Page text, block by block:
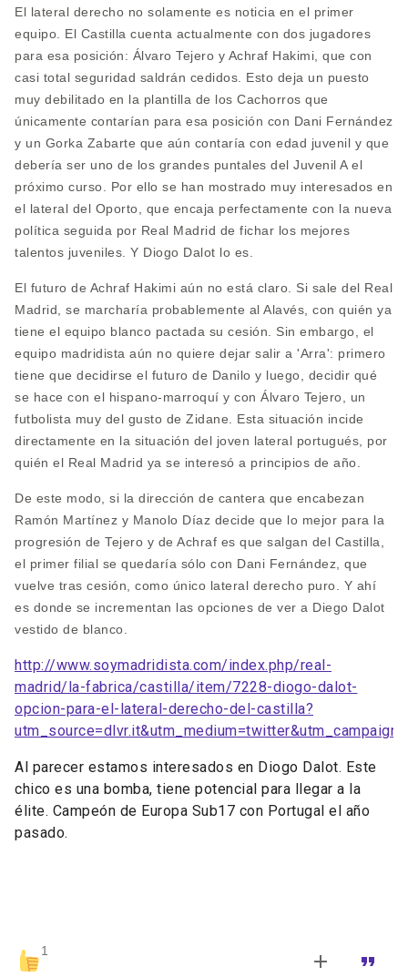
El lateral derecho no solamente es noticia en el primer
equipo. El Castilla cuenta actualmente con dos jugadores
para esa posición: Álvaro Tejero y Achraf Hakimi, que con
casi total seguridad saldrán cedidos. Esto deja un puesto
muy debilitado en la plantilla de los Cachorros que
únicamente contarían para esa posición con Dani Fernández
y un Gorka Zabarte que aún contaría con edad juvenil y que
debería ser uno de los grandes puntales del Juvenil A el
próximo curso. Por ello se han mostrado muy interesados en
el lateral del Oporto, que encaja perfectamente con la nueva
política seguida por Real Madrid de fichar los mejores
talentos juveniles. Y Diogo Dalot lo es.
El futuro de Achraf Hakimi aún no está claro. Si sale del Real
Madrid, se marcharía probablemente al Alavés, con quién ya
tiene el equipo blanco pactada su cesión. Sin embargo, el
equipo madridista aún no quiere dejar salir a 'Arra': primero
tiene que decidirse el futuro de Danilo y luego, decidir qué
se hace con el hispano-marroquí y con Álvaro Tejero, un
futbolista muy del gusto de Zidane. Esta situación incide
directamente en la situación del joven lateral portugués, por
quién el Real Madrid ya se interesó a principios de año.
De este modo, si la dirección de cantera que encabezan
Ramón Martínez y Manolo Díaz decide que lo mejor para la
progresión de Tejero y de Achraf es que salgan del Castilla,
el primer filial se quedaría sólo con Dani Fernández, que
vuelve tras cesión, como único lateral derecho puro. Y ahí
es donde se incrementan las opciones de ver a Diego Dalot
vestido de blanco.
http://www.soymadridista.com/index.php/real-
madrid/la-fabrica/castilla/item/7228-diogo-dalot-
opcion-para-el-lateral-derecho-del-castilla?
Al parecer estamos interesados en Diogo Dalot. Este
chico es una bomba, tiene potencial para llegar a la
élite. Campeón de Europa Sub17 con Portugal el año
pasado.
1